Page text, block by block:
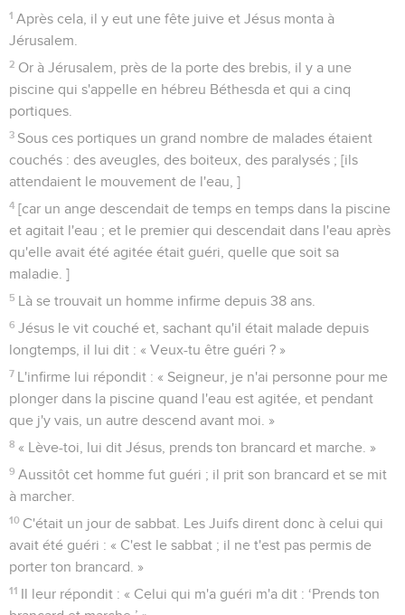
1 Après cela, il y eut une fête juive et Jésus monta à
Jérusalem.
2 Or à Jérusalem, près de la porte des brebis, il y a une
piscine qui s'appelle en hébreu Béthesda et qui a cinq
portiques.
3 Sous ces portiques un grand nombre de malades étaient
couchés : des aveugles, des boiteux, des paralysés ; [ils
attendaient le mouvement de l'eau, ]
4 [car un ange descendait de temps en temps dans la piscine
et agitait l'eau ; et le premier qui descendait dans l'eau après
qu'elle avait été agitée était guéri, quelle que soit sa
maladie. ]
5 Là se trouvait un homme infirme depuis 38 ans.
6 Jésus le vit couché et, sachant qu'il était malade depuis
longtemps, il lui dit : « Veux-tu être guéri ? »
7 L'infirme lui répondit : « Seigneur, je n'ai personne pour me
plonger dans la piscine quand l'eau est agitée, et pendant
que j'y vais, un autre descend avant moi. »
8 « Lève-toi, lui dit Jésus, prends ton brancard et marche. »
9 Aussitôt cet homme fut guéri ; il prit son brancard et se mit
à marcher.
10 C'était un jour de sabbat. Les Juifs dirent donc à celui qui
avait été guéri : « C'est le sabbat ; il ne t'est pas permis de
porter ton brancard. »
11 Il leur répondit : « Celui qui m'a guéri m'a dit : ‘Prends ton